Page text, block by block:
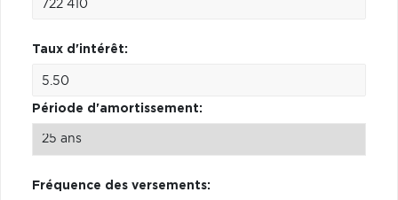
Taux d'intérêt:
Période d'amortissement:
Fréquence des versements: